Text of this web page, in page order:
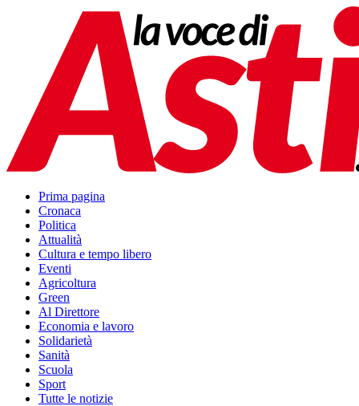
Prima pagina
Cronaca
Politica
Attualità
Cultura e tempo libero
Eventi
Agricoltura
Green
Al Direttore
Economia e lavoro
Solidarietà
Sanità
Scuola
Sport
Tutte le notizie